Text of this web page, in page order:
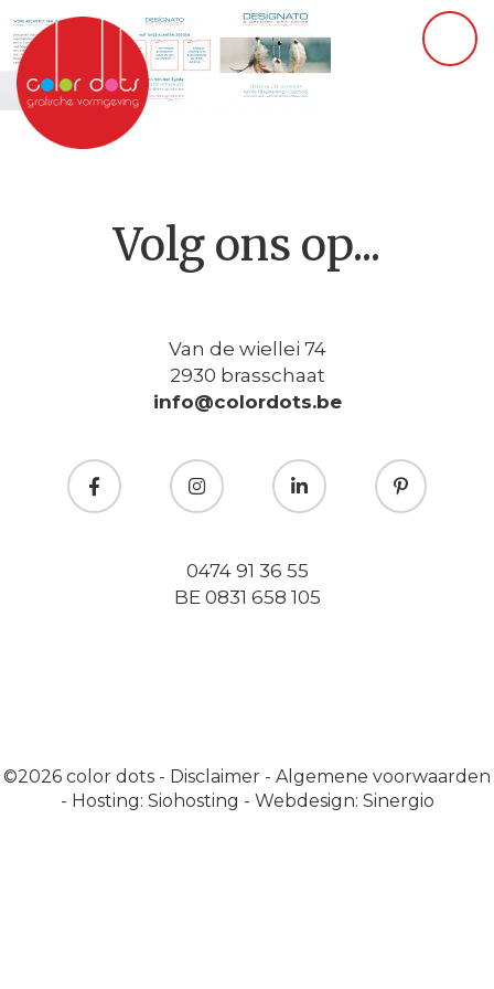
Volg ons op...
Van de wiellei 74
2930 brasschaat
info@colordots.be
0474 91 36 55
BE 0831 658 105
©2026 color dots - Disclaimer - Algemene voorwaarden
- Hosting: Siohosting - Webdesign: Sinergio